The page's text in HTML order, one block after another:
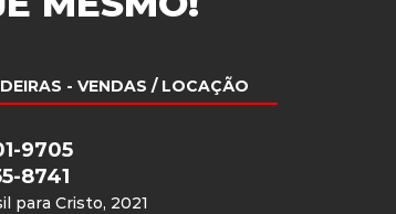
- VENDAS / LOCAÇÃO
9705
8741
para Cristo, 2021